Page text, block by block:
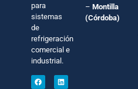
para
sistemas
de
refrigeración
comercial e
industrial.
– Montilla
(Córdoba)